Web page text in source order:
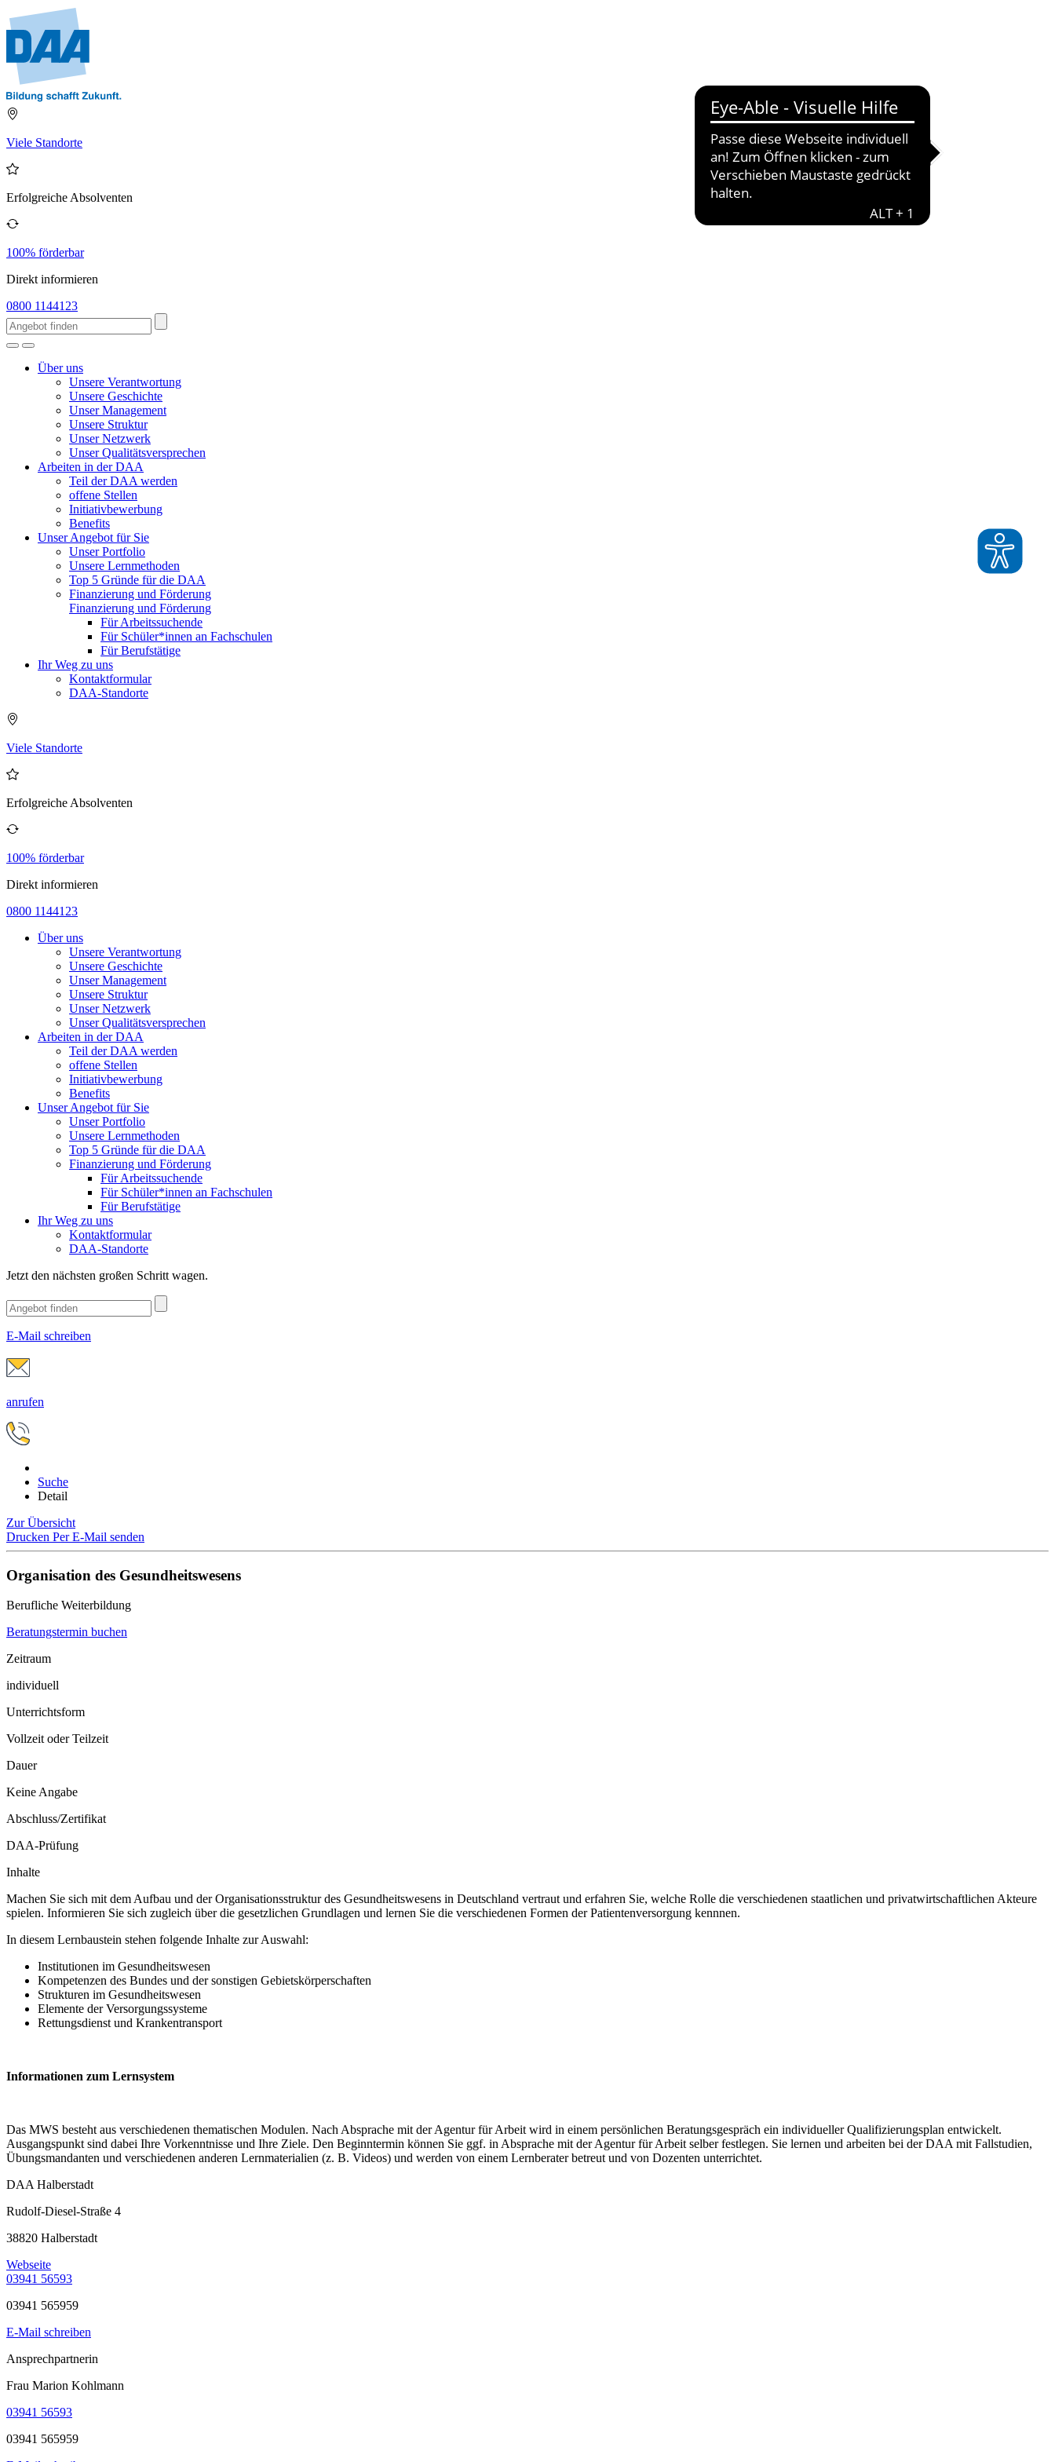
Viele Standorte
Erfolgreiche Absolventen
100% förderbar
Direkt informieren
0800 1144123
Über uns
Unsere Verantwortung
Unsere Geschichte
Unser Management
Unsere Struktur
Unser Netzwerk
Unser Qualitätsversprechen
Arbeiten in der DAA
Teil der DAA werden
offene Stellen
Initiativbewerbung
Benefits
Unser Angebot für Sie
Unser Portfolio
Unsere Lernmethoden
Top 5 Gründe für die DAA
Finanzierung und Förderung
Finanzierung und Förderung
Für Arbeitssuchende
Für Schüler*innen an Fachschulen
Für Berufstätige
Ihr Weg zu uns
Kontaktformular
DAA-Standorte
Viele Standorte
Erfolgreiche Absolventen
100% förderbar
Direkt informieren
0800 1144123
Über uns
Unsere Verantwortung
Unsere Geschichte
Unser Management
Unsere Struktur
Unser Netzwerk
Unser Qualitätsversprechen
Arbeiten in der DAA
Teil der DAA werden
offene Stellen
Initiativbewerbung
Benefits
Unser Angebot für Sie
Unser Portfolio
Unsere Lernmethoden
Top 5 Gründe für die DAA
Finanzierung und Förderung
Für Arbeitssuchende
Für Schüler*innen an Fachschulen
Für Berufstätige
Ihr Weg zu uns
Kontaktformular
DAA-Standorte
Jetzt den nächsten großen Schritt wagen.
E-Mail schreiben
anrufen
Suche
Detail
Zur Übersicht
Drucken Per E-Mail senden
Organisation des Gesundheitswesens
Berufliche Weiterbildung
Beratungstermin buchen
Zeitraum
individuell
Unterrichtsform
Vollzeit oder Teilzeit
Dauer
Keine Angabe
Abschluss/Zertifikat
DAA-Prüfung
Inhalte
Machen Sie sich mit dem Aufbau und der Organisationsstruktur des Gesundheitswesens in Deutschland vertraut und erfahren Sie, welche Rolle die verschiedenen staatlichen und privatwirtschaftlichen Akteure
spielen. Informieren Sie sich zugleich über die gesetzlichen Grundlagen und lernen Sie die verschiedenen Formen der Patientenversorgung kennnen.
In diesem Lernbaustein stehen folgende Inhalte zur Auswahl:
Institutionen im Gesundheitswesen
Kompetenzen des Bundes und der sonstigen Gebietskörperschaften
Strukturen im Gesundheitswesen
Elemente der Versorgungssysteme
Rettungsdienst und Krankentransport
Informationen zum Lernsystem
Das MWS besteht aus verschiedenen thematischen Modulen. Nach Absprache mit der Agentur für Arbeit wird in einem persönlichen Beratungsgespräch ein individueller Qualifizierungsplan entwickelt.
Ausgangspunkt sind dabei Ihre Vorkenntnisse und Ihre Ziele. Den Beginntermin können Sie ggf. in Absprache mit der Agentur für Arbeit selber festlegen. Sie lernen und arbeiten bei der DAA mit Fallstudien,
Übungsmandanten und verschiedenen anderen Lernmaterialien (z. B. Videos) und werden von einem Lernberater betreut und von Dozenten unterrichtet.
DAA Halberstadt
Rudolf-Diesel-Straße 4
38820 Halberstadt
Webseite
03941 56593
03941 565959
E-Mail schreiben
Ansprechpartnerin
Frau Marion Kohlmann
03941 56593
03941 565959